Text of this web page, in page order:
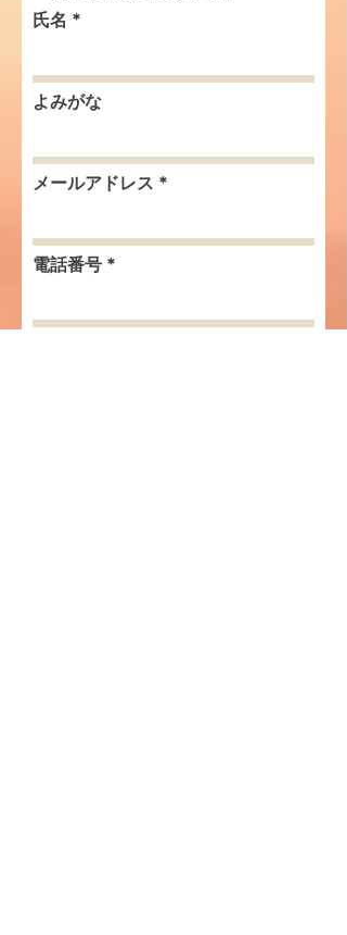
氏名
よみがな
メールアドレス
電話番号